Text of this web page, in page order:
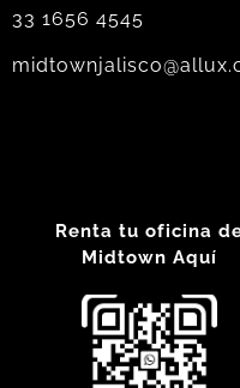
33 1656 4545
Renta tu oficina
Midtown Aquí